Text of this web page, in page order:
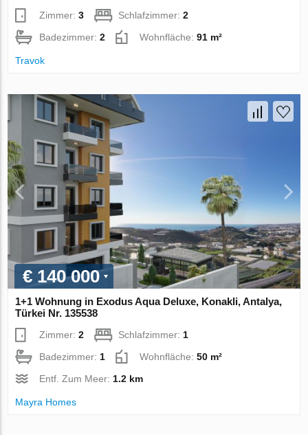
Zimmer:3 Schlafzimmer:2
Badezimmer:2 Wohnfläche:91 m²
Travok
€ 140 000
1+1 Wohnung in Exodus Aqua Deluxe, Konakli, Antalya,
Türkei Nr. 135538
Zimmer:2 Schlafzimmer:1
Badezimmer:1 Wohnfläche:50 m²
Entf. Zum Meer:1.2 km
Mayra Homes